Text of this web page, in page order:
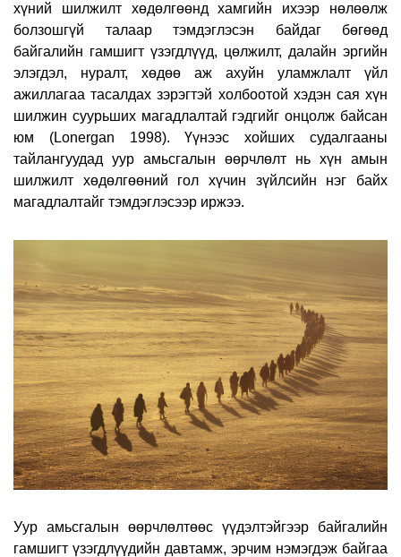
хүний шилжилт хөдөлгөөнд хамгийн ихээр нөлөөлж
болзошгүй талаар тэмдэглэсэн байдаг бөгөөд
байгалийн гамшигт үзэгдлүүд, цөлжилт, далайн эргийн
элэгдэл, нуралт, хөдөө аж ахуйн уламжлалт үйл
ажиллагаа тасалдах зэрэгтэй холбоотой хэдэн сая хүн
шилжин суурьших магадлалтай гэдгийг онцолж байсан
юм (Lonergan 1998). Үүнээс хойших судалгааны
тайлангуудад уур амьсгалын өөрчлөлт нь хүн амын
шилжилт хөдөлгөөний гол хүчин зүйлсийн нэг байх
магадлалтайг тэмдэглэсээр иржээ.
Уур амьсгалын өөрчлөлтөөс үүдэлтэйгээр байгалийн
гамшигт үзэгдлүүдийн давтамж, эрчим нэмэгдэж байгаа